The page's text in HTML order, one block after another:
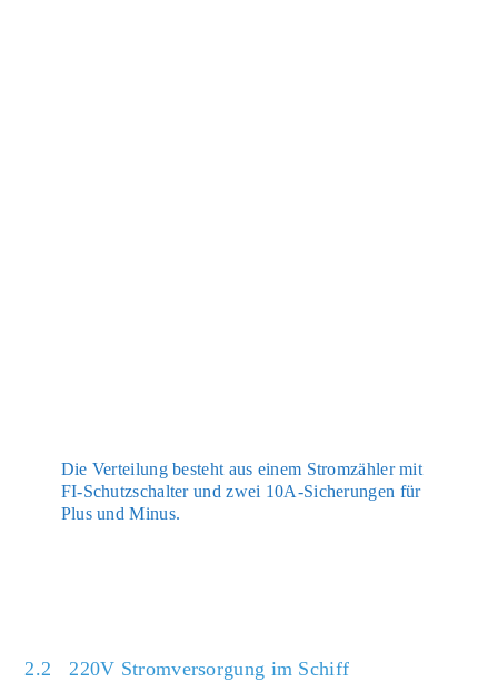
Die Ver­tei­lung besteht aus einem Strom­zäh­ler mit
FI-Schutz­schal­ter und zwei 10A-Siche­run­gen für
Plus und Minus.
2.2 220V Stromversorgung im Schiff